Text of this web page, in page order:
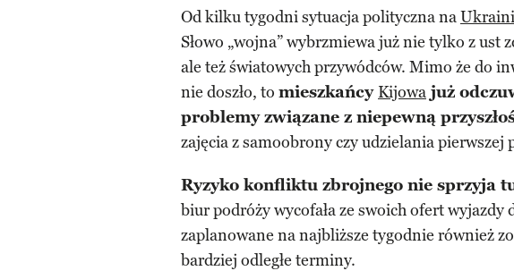
Od kilku tygodni sytuacja polityczna na
Słowo „wojna” wybrzmiewa już nie tylko z ust
ale też światowych przywódców. Mimo że do
nie doszło, to mieszkańcy Kijowa już
problemy związane z niepewną
zajęcia z samoobrony czy udzielania
Ryzyko konfliktu zbrojnego nie sprzyja
biur podróży wycofała ze swoich ofert wyjazdy
zaplanowane na najbliższe tygodnie również
bardziej odległe terminy.